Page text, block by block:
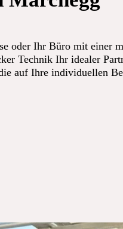
oder Ihr Büro mit einer
Technik Ihr idealer
auf Ihre individuellen